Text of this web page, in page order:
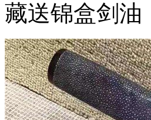
藏送锦盒剑油